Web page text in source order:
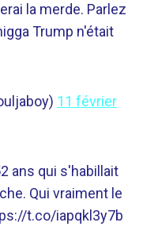
la merde. Parlez
Trump n'était
11 février
ans qui s'habillait
Qui vraiment le
t.co/iapqkl3y7b